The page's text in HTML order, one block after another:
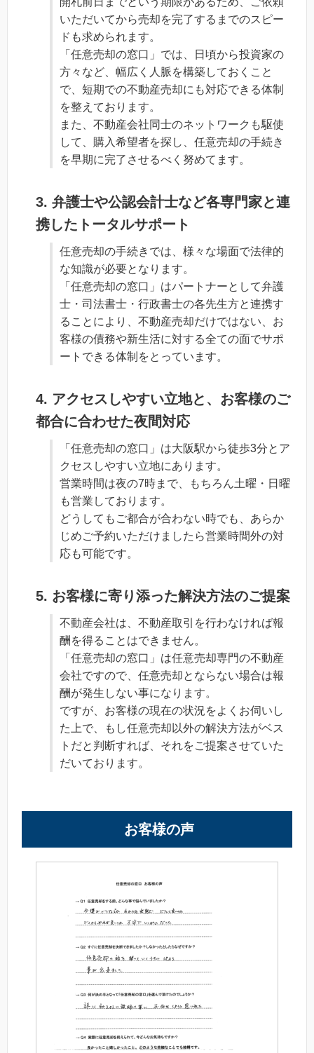
いただいてから売却を完了するまでのスピー
ドも求められます。
「任意売却の窓口」では、日頃から投資家の
方々など、幅広く人脈を構築しておくこと
で、短期での不動産売却にも対応できる体制
を整えております。
また、不動産会社同士のネットワークも駆使
して、購入希望者を探し、任意売却の手続き
を早期に完了させるべく努めてます。
3. 弁護士や公認会計士など各専門家と連
携したトータルサポート
任意売却の手続きでは、様々な場面で法律的
な知識が必要となります。
「任意売却の窓口」はパートナーとして弁護
士・司法書士・行政書士の各先生方と連携す
ることにより、不動産売却だけではない、お
客様の債務や新生活に対する全ての面でサポ
ートできる体制をとっています。
4. アクセスしやすい立地と、お客様のご
都合に合わせた夜間対応
「任意売却の窓口」は大阪駅から徒歩3分とア
クセスしやすい立地にあります。
営業時間は夜の7時まで、もちろん土曜・日曜
も営業しております。
どうしてもご都合が合わない時でも、あらか
じめご予約いただけましたら営業時間外の対
応も可能です。
5. お客様に寄り添った解決方法のご提案
不動産会社は、不動産取引を行わなければ報
酬を得ることはできません。
「任意売却の窓口」は任意売却専門の不動産
会社ですので、任意売却とならない場合は報
酬が発生しない事になります。
ですが、お客様の現在の状況をよくお伺いし
た上で、もし任意売却以外の解決方法がベス
トだと判断すれば、それをご提案させていた
だいております。
お客様の声